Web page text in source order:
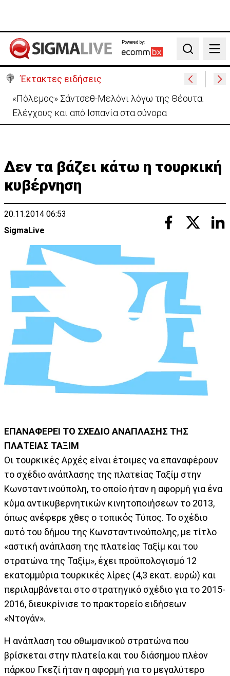
Powered by:
Search
Έκτακτες ειδήσεις
«Πόλεμος» Σάντσεθ-Μελόνι λόγω της Θέουτα:
Ελέγχους και από Ισπανία στα σύνορα
Δεν τα βάζει κάτω η τουρκική
κυβέρνηση
20.11.2014 06:53
SigmaLive
ΕΠΑΝΑΦΕΡΕΙ ΤΟ ΣΧΕΔΙΟ ΑΝΑΠΛΑΣΗΣ ΤΗΣ
ΠΛΑΤΕΙΑΣ ΤΑΞΙΜ
Οι τουρκικές Αρχές είναι έτοιμες να επαναφέρουν
το σχέδιο ανάπλασης της πλατείας Ταξίμ στην
Κωνσταντινούπολη, το οποίο ήταν η αφορμή για ένα
κύμα αντικυβερνητικών κινητοποιήσεων το 2013,
όπως ανέφερε χθες ο τοπικός Τύπος. Το σχέδιο
αυτό του δήμου της Κωνσταντινούπολης, με τίτλο
«αστική ανάπλαση της πλατείας Ταξίμ και του
στρατώνα της Ταξίμ», έχει προϋπολογισμό 12
εκατομμύρια τουρκικές λίρες (4,3 εκατ. ευρώ) και
περιλαμβάνεται στο στρατηγικό σχέδιο για το 2015-
2016, διευκρίνισε το πρακτορείο ειδήσεων
«Ντογάν».
Η ανάπλαση του οθωμανικού στρατώνα που
βρίσκεται στην πλατεία και του διάσημου πλέον
πάρκου Γκεζί ήταν η αφορμή για το μεγαλύτερο